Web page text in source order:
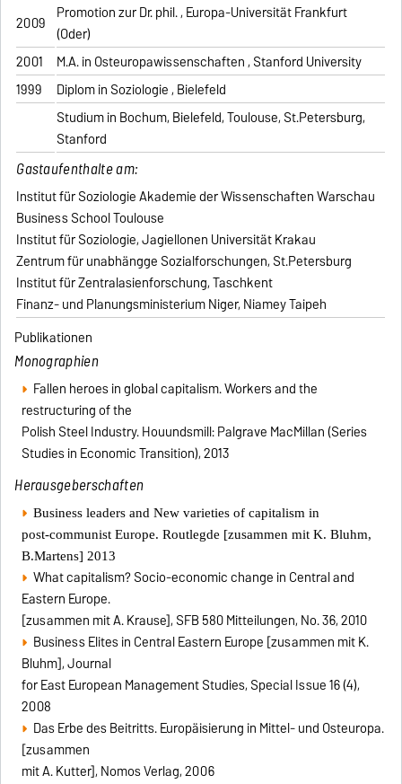
2009 Promotion zur Dr. phil. , Europa-Universität Frankfurt
(Oder)
2001
M.A. in Osteuropawissenschaften , Stanford University
1999
Diplom in Soziologie , Bielefeld
Studium in Bochum, Bielefeld, Toulouse, St.Petersburg,
Stanford
Gastaufenthalte am:
Institut für Soziologie Akademie der Wissenschaften Warschau
Business School Toulouse
Institut für Soziologie, Jagiellonen Universität Krakau
Zentrum für unabhängge Sozialforschungen, St.Petersburg
Institut für Zentralasienforschung, Taschkent
Finanz- und Planungsministerium Niger, Niamey Taipeh
Publikationen
Monographien
Fallen heroes in global capitalism. Workers and the
restructuring of the
Polish Steel Industry. Houundsmill: Palgrave MacMillan (Series
Studies in Economic Transition), 2013
Herausgeberschaften
Business leaders and New varieties of capitalism in
post-communist Europe. Routlegde [zusammen mit K. Bluhm,
B.Martens] 2013
What capitalism? Socio-economic change in Central and
Eastern Europe.
[zusammen mit A. Krause], SFB 580 Mitteilungen, No. 36, 2010
Business Elites in Central Eastern Europe [zusammen mit K.
Bluhm], Journal
for East European Management Studies, Special Issue 16 (4),
2008
Das Erbe des Beitritts. Europäisierung in Mittel- und Osteuropa.
[zusammen
mit A. Kutter], Nomos Verlag, 2006